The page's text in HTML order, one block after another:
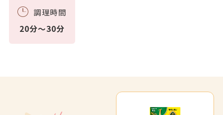
調理時間
20分～30分